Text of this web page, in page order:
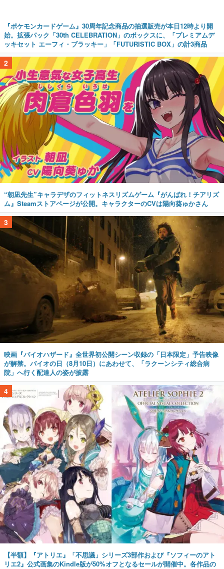
『ポケモンカードゲーム』30周年記念商品の抽選販売が本日12時より開
始。拡張パック「30th CELEBRATION」のボックスに、「プレミアムデ
ッキセット エーフィ・ブラッキー」「FUTURISTIC BOX」の計3商品
2
“朝凪先生”キャラデザのフィットネスリズムゲーム『がんばれ！チアリズ
ム』Steamストアページが公開。キャラクターのCVは陽向葵ゅかさん
3
映画『バイオハザード』全世界初公開シーン収録の「日本限定」予告映像
が解禁。バイオの日（8月10日）にあわせて、「ラクーンシティ総合病
院」へ行く配達人の姿が披露
4
【半額】『アトリエ』「不思議」シリーズ3部作および『ソフィーのアト
リエ2』公式画集のKindle版が50%オフとなるセールが開催中。各作品の